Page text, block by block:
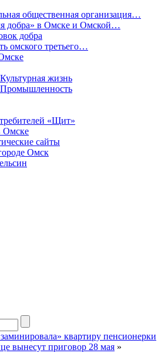
общественная организация…
добра» в Омске и Омской…
добра
омского третьего…
жизнь
«Щит»
Омске
сайты
Омск
квартиру пенсионерки
вынесут приговор 28 мая »